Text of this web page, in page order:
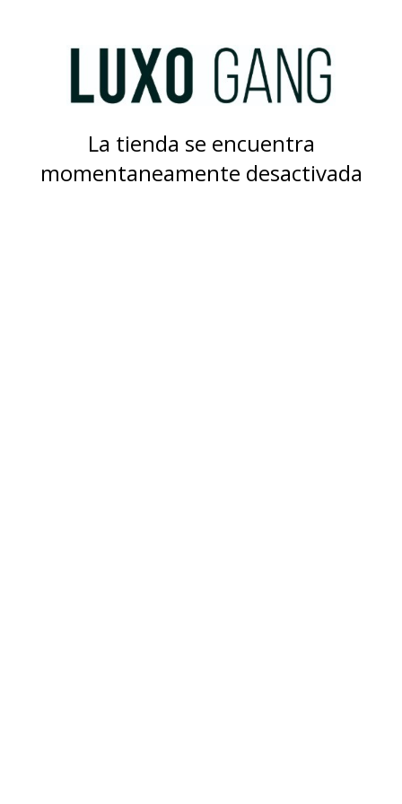
La tienda se encuentra
momentaneamente desactivada